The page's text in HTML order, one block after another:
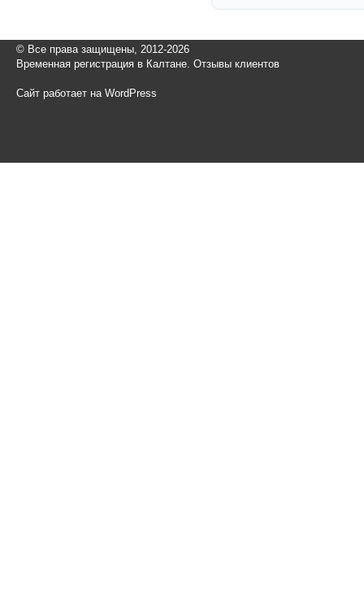
© Все права защищены, 2012-2026
Временная регистрация в Калтане. Отзывы клиентов
Сайт работает на WordPress